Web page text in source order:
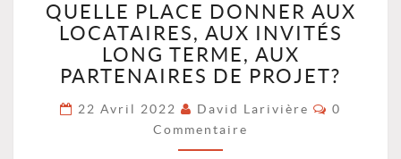
ON?
COMMENT
BIEN
VIVRE
CES
TRANSITIONS?
?
>
PLACE
DONNER
AUX
LOCATAIRES,
INVITÉS
LONG
TERME,
QUELLE PLACE DONNER AUX
LOCATAIRES, AUX INVITÉS
LONG TERME, AUX
PARTENAIRES DE PROJET?
22 Avril 2022 David Larivière
0
Commentaire